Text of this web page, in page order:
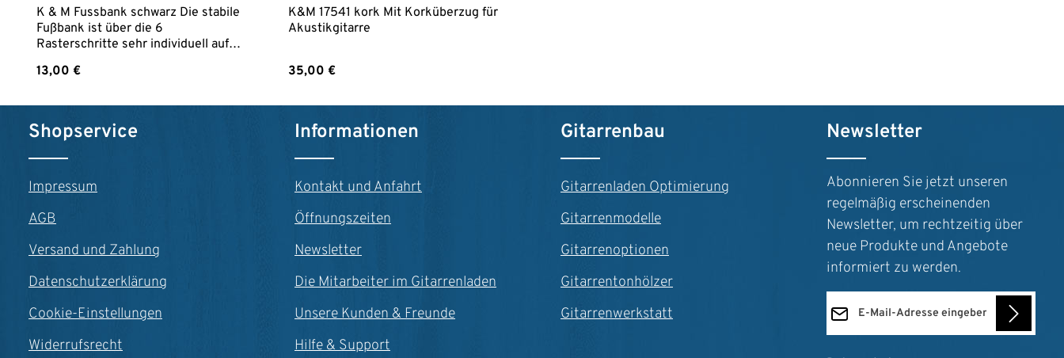
K & M Fussbank schwarz Die stabile
Fußbank ist über die 6
Rasterschritte sehr individuell auf
somit für Kinder und Erwachsene
rutschfeste Kunststoffauflage und
eine standfeste Bodenauflage
garantieren einen sicheren Halt.
rutschfeste Kunststoffauflage
264 mm Höhenverstellung: 6
Regulärer Preis:
13,00 €
Produkt Anzahl: Gib den gewünschten Wert ein oder benutze die Schaltflächen um die Anzahl zu erhöhen oder zu
K&M 17541 kork Mit Korküberzug für
Akustikgitarre
Regulärer Preis:
35,00 €
Produkt Anzahl: Gib den gewünschten Wert ein oder benutze die Schaltflächen um die
Shopservice
Impressum
AGB
Versand und Zahlung
Datenschutzerklärung
Cookie-Einstellungen
Widerrufsrecht
Informationen
Kontakt und Anfahrt
Öffnungszeiten
Newsletter
Die Mitarbeiter im Gitarrenladen
Unsere Kunden & Freunde
Hilfe & Support
Gitarrenbau
Gitarrenladen Optimierung
Gitarrenmodelle
Gitarrenoptionen
Gitarrentonhölzer
Gitarrenwerkstatt
Newsletter
Abonnieren Sie jetzt unseren
regelmäßig erscheinenden
Newsletter, um rechtzeitig über
neue Produkte und Angebote
informiert zu werden.